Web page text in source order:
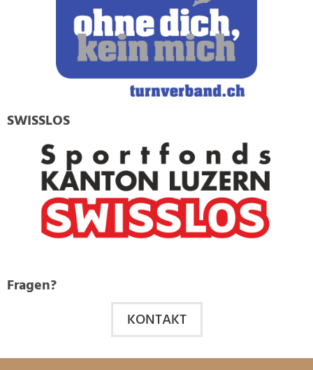
SWISSLOS
Fragen?
KONTAKT